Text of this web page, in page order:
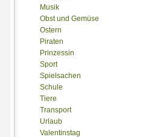
Musik
Obst und Gemüse
Ostern
Piraten
Prinzessin
Sport
Spielsachen
Schule
Tiere
Transport
Urlaub
Valentinstag